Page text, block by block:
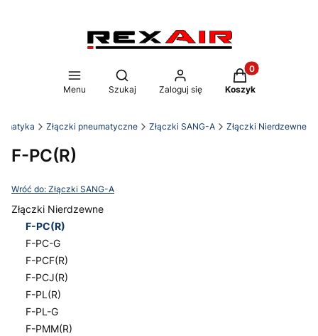
Menu
Otwórz wyszukiwarkę
Szukaj Zaloguj się
Produkty w
Koszyk
Złączki pneumatyczne Złączki SANG-A Złączki Nierdzewne
F-PC(R)
Wróć do: Złączki SANG-A
Złączki Nierdzewne
F-PC(R)
F-PC-G
F-PCF(R)
F-PCJ(R)
F-PL(R)
F-PL-G
F-PMM(R)